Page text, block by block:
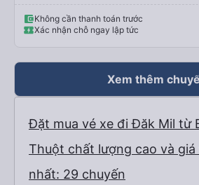
Không cần thanh toán trước
Xác nhận chỗ ngay lập tức
Xem thêm
Đặt mua vé xe đi Đăk Mil từ
Thuột chất lượng cao và giá
nhất: 29 chuyến